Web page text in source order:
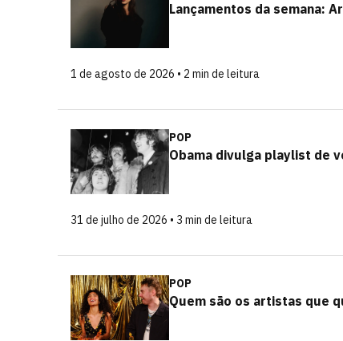
Lançamentos da semana:
1 de agosto de 2026 • 2 min de leitura
POP
Obama divulga playlist de
31 de julho de 2026 • 3 min de leitura
POP
Quem são os artistas que